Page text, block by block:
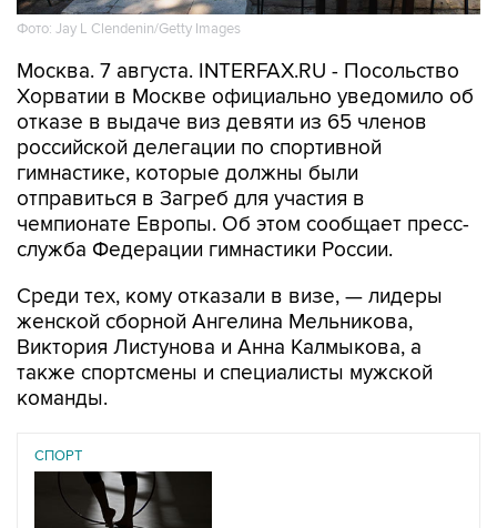
Фото: Jay L Clendenin/Getty Images
Москва. 7 августа. INTERFAX.RU - Посольство
Хорватии в Москве официально уведомило об
отказе в выдаче виз девяти из 65 членов
российской делегации по спортивной
гимнастике, которые должны были
отправиться в Загреб для участия в
чемпионате Европы. Об этом сообщает пресс-
служба Федерации гимнастики России.
Среди тех, кому отказали в визе, — лидеры
женской сборной Ангелина Мельникова,
Виктория Листунова и Анна Калмыкова, а
также спортсмены и специалисты мужской
команды.
СПОРТ